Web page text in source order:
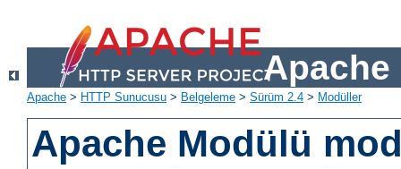
Apache
Apache > HTTP Sunucusu > Belgeleme > Sürüm 2.4 > Modüller
Apache Modülü